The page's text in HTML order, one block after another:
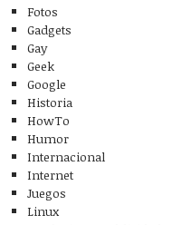
Fotos
Gadgets
Gay
Geek
Google
Historia
HowTo
Humor
Internacional
Internet
Juegos
Linux